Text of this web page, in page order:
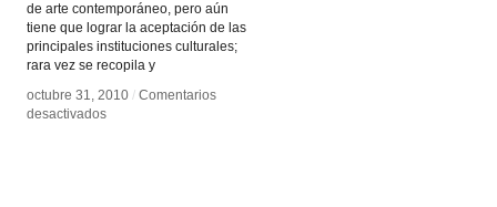
de arte contemporáneo, pero aún
tiene que lograr la aceptación de las
principales instituciones culturales;
rara vez se recopila y
octubre 31, 2010 / Comentarios
desactivadosen
octubre 31, 2010 / Comentarios
desactivadosen